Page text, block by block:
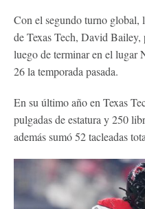
Con el segundo turno global,
de Texas Tech, David Bailey,
luego de terminar en el lugar
26 la temporada pasada.
En su último año en Texas
pulgadas de estatura y 250
además sumó 52 tacleadas